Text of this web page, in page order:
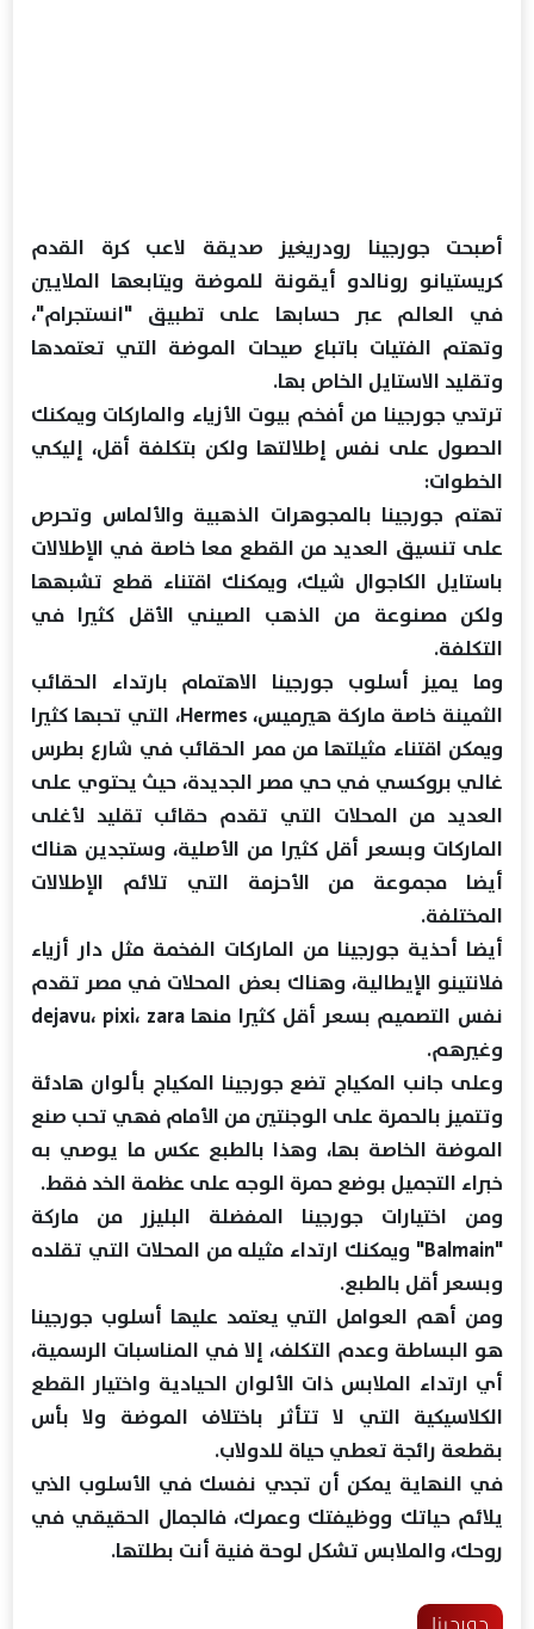
أصبحت جورجينا رودريغيز صديقة لاعب كرة القدم
كريستيانو رونالدو أيقونة للموضة ويتابعها الملايين
في العالم عبر حسابها على تطبيق "انستجرام"،
وتهتم الفتيات باتباع صيحات الموضة التي تعتمدها
وتقليد الاستايل الخاص بها.
ترتدي جورجينا من أفخم بيوت الأزياء والماركات ويمكنك
الحصول على نفس إطلالتها ولكن بتكلفة أقل، إليكي
الخطوات:
تهتم جورجينا بالمجوهرات الذهبية والألماس وتحرص
على تنسيق العديد من القطع معا خاصة في الإطلالات
باستايل الكاجوال شيك، ويمكنك اقتناء قطع تشبهها
ولكن مصنوعة من الذهب الصيني الأقل كثيرا في
التكلفة.
وما يميز أسلوب جورجينا الاهتمام بارتداء الحقائب
الثمينة خاصة ماركة هيرميس، Hermes، التي تحبها كثيرا
ويمكن اقتناء مثيلتها من ممر الحقائب في شارع بطرس
غالي بروكسي في حي مصر الجديدة، حيث يحتوي على
العديد من المحلات التي تقدم حقائب تقليد لأغلى
الماركات وبسعر أقل كثيرا من الأصلية، وستجدين هناك
أيضا مجموعة من الأحزمة التي تلائم الإطلالات
المختلفة.
أيضا أحذية جورجينا من الماركات الفخمة مثل دار أزياء
فلانتينو الإيطالية، وهناك بعض المحلات في مصر تقدم
نفس التصميم بسعر أقل كثيرا منها dejavu، pixi، zara
وغيرهم.
وعلى جانب المكياج تضع جورجينا المكياج بألوان هادئة
وتتميز بالحمرة على الوجنتين من الأمام فهي تحب صنع
الموضة الخاصة بها، وهذا بالطبع عكس ما يوصي به
خبراء التجميل بوضع حمرة الوجه على عظمة الخد فقط.
ومن اختيارات جورجينا المفضلة البليزر من ماركة
"Balmain" ويمكنك ارتداء مثيله من المحلات التي تقلده
وبسعر أقل بالطبع.
ومن أهم العوامل التي يعتمد عليها أسلوب جورجينا
هو البساطة وعدم التكلف، إلا في المناسبات الرسمية،
أي ارتداء الملابس ذات الألوان الحيادية واختيار القطع
الكلاسيكية التي لا تتأثر باختلاف الموضة ولا بأس
بقطعة رائجة تعطي حياة للدولاب.
في النهاية يمكن أن تجدي نفسك في الأسلوب الذي
يلائم حياتك ووظيفتك وعمرك، فالجمال الحقيقي في
روحك، والملابس تشكل لوحة فنية أنت بطلتها.
جورجينا